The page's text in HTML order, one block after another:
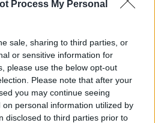
Process My Personal
sale, sharing to third parties, or
or sensitive information for
please use the below opt-out
Please note that after your
you may continue seeing
personal information utilized by
disclosed to third parties prior to
creativi per bambini